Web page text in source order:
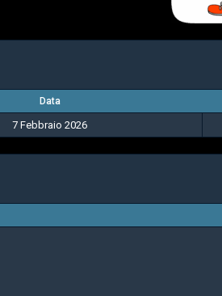
Data
7 Febbraio 2026